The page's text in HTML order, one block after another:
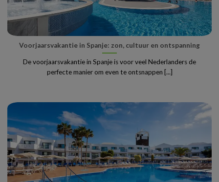
Voorjaarsvakantie in Spanje: zon, cultuur en ontspanning
De voorjaarsvakantie in Spanje is voor veel Nederlanders de
perfecte manier om even te ontsnappen [...]